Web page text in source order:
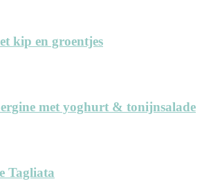
kip en groentjes
met yoghurt & tonijnsalade
Tagliata